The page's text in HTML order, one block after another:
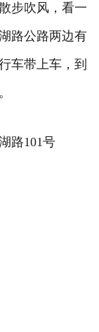
步吹风，看一
路公路两边有
车带上车，到
路101号